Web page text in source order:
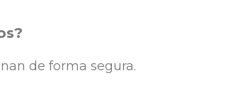
de forma segura.